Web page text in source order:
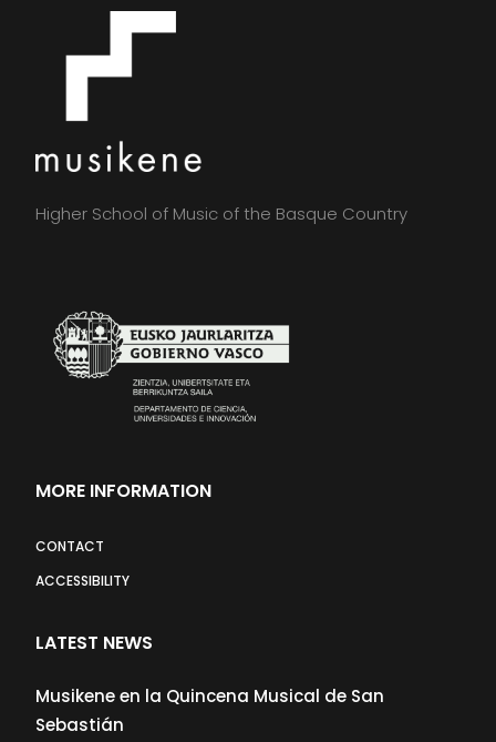
Higher School of Music of the Basque Country
MORE INFORMATION
CONTACT
ACCESSIBILITY
LATEST NEWS
Musikene en la Quincena Musical de San
Sebastián